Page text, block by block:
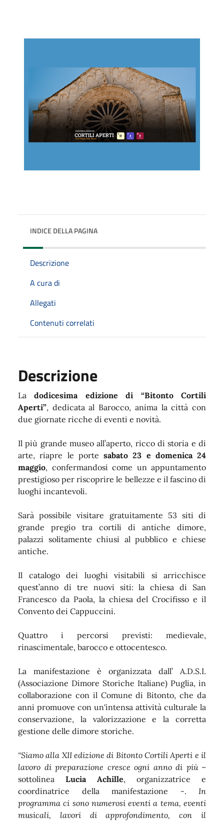
INDICE DELLA PAGINA
Descrizione
A cura di
Allegati
Contenuti correlati
Descrizione
Ladodicesima edizione di “Bitonto Cortili
Aperti”, dedicata al Barocco, anima la città con
due giornate ricche di eventi e novità.
Il più grande museo all’aperto, ricco di storia e di
arte, riapre le porte sabato 23 e domenica 24
maggio, confermandosi come un appuntamento
prestigioso per riscoprire le bellezze e il fascino di
luoghi incantevoli.
Sarà possibile visitare gratuitamente 53 siti di
grande pregio tra cortili di antiche dimore,
palazzi solitamente chiusi al pubblico e chiese
antiche.
Il catalogo dei luoghi visitabili si arricchisce
quest’anno di tre nuovi siti: la chiesa di San
Francesco da Paola, la chiesa del Crocifisso e il
Convento dei Cappuccini.
Quattro i percorsi previsti: medievale,
rinascimentale, barocco e ottocentesco.
La manifestazione è organizzata dall’ A.D.S.I.
(Associazione Dimore Storiche Italiane) Puglia, in
collaborazione con il Comune di Bitonto, che da
anni promuove con un'intensa attività culturale la
conservazione, la valorizzazione e la corretta
gestione delle dimore storiche.
“Siamo alla XII edizione di Bitonto Cortili Aperti e il
lavoro di preparazione cresce ogni anno di più–
sottolinea Lucia Achille, organizzatrice e
coordinatrice della manifestazione -. In
programma ci sono numerosi eventi a tema, eventi
musicali, lavori di approfondimento, con il